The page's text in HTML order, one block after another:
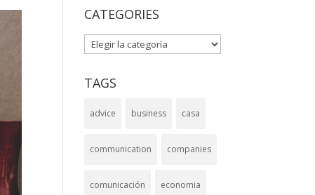
CATEGORIES
CATEGORIES
TAGS
advice business casa
communication companies
comunicación economia